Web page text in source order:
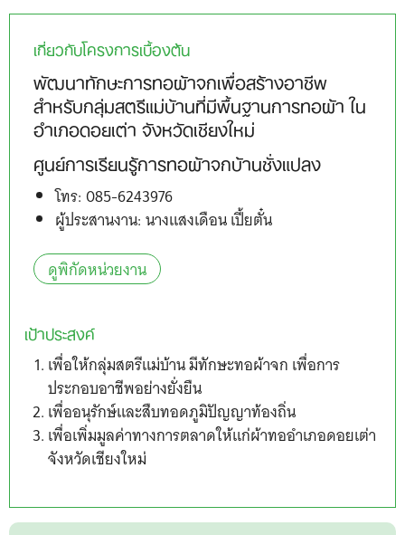
เกี่ยวกับโครงการเบื้องต้น
พัฒนาทักษะการทอผ้าจกเพื่อสร้างอาชีพ
สำหรับกลุ่มสตรีแม่บ้านที่มีพื้นฐานการทอผ้า ใน
อำเภอดอยเต่า จังหวัดเชียงใหม่
ศูนย์การเรียนรู้การทอผ้าจกบ้านชั่งแปลง
โทร: 085-6243976
ผู้ประสานงาน: นางแสงเดือน เปี้ยตั๋น
ดูพิกัดหน่วยงาน
เป้าประสงค์
เพื่อให้กลุ่มสตรีแม่บ้าน มีทักษะทอผ้าจก เพื่อการ
ประกอบอาชีพอย่างยั่งยืน
เพื่ออนุรักษ์และสืบทอดภูมิปัญญาท้องถิ่น
เพื่อเพิ่มมูลค่าทางการตลาดให้แก่ผ้าทออำเภอดอยเต่า
จังหวัดเชียงใหม่